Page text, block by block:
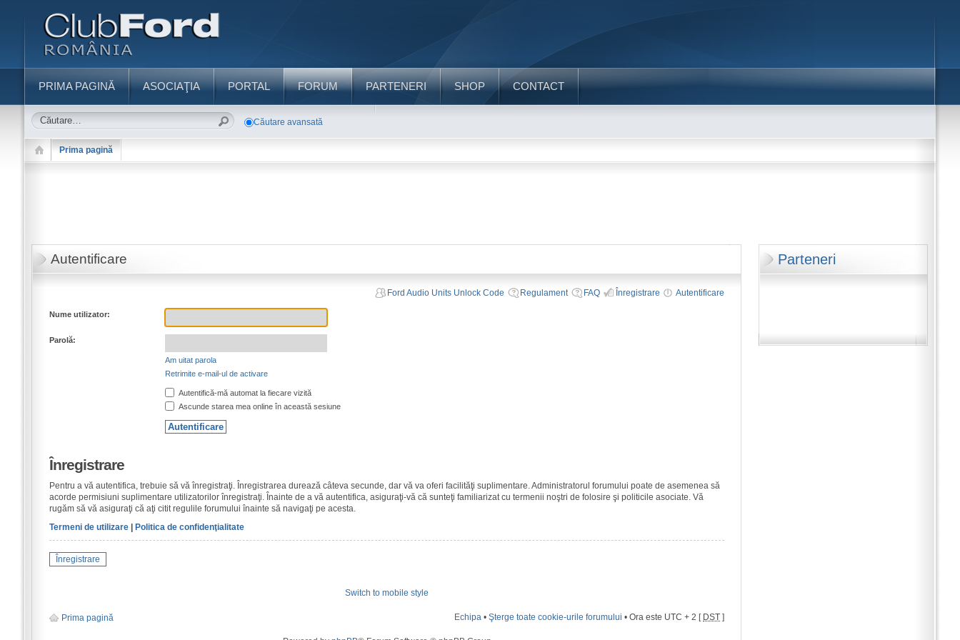
PRIMA PAGINĂ ASOCIAŢIA PORTAL FORUM PARTENERI SHOP CONTACT
Căutare avansată
Prima pagină
Parteneri
Autentificare
Ford Audio Units Unlock Code Regulament FAQ Înregistrare Autentificare
Nume utilizator:
Parolă:
Am uitat parola
Retrimite e-mail-ul de activare
Autentifică-mă automat la fiecare vizită
Ascunde starea mea online în această sesiune
Înregistrare
Pentru a vă autentifica, trebuie să vă înregistraţi. Înregistrarea durează câteva secunde, dar vă va oferi facilităţi suplimentare. Administratorul forumului poate de asemenea să
acorde permisiuni suplimentare utilizatorilor înregistraţi. Înainte de a vă autentifica, asiguraţi-vă că sunteţi familiarizat cu termenii noştri de folosire şi politicile asociate. Vă
rugăm să vă asiguraţi că aţi citit regulile forumului înainte să navigaţi pe acesta.
Termeni de utilizare| Politica de confidenţialitate
Înregistrare
Switch to mobile style
Prima pagină Echipa •Şterge toate cookie-urile forumului • Ora este UTC + 2 [ DST ]